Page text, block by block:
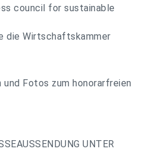
council for sustainable
die Wirtschaftskammer
Fotos zum honorarfreien
UNTER